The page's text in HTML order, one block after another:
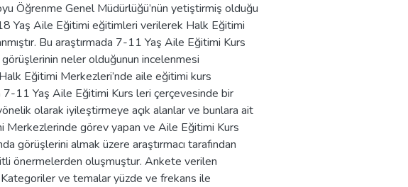
Öğrenme Genel Müdürlüğü’nün yetiştirmiş olduğu
Yaş Aile Eğitimi eğitimleri verilerek Halk Eğitimi
Bu araştırmada 7-11 Yaş Aile Eğitimi Kurs
neler olduğunun incelenmesi
Eğitimi Merkezleri’nde aile eğitimi kurs
11 Yaş Aile Eğitimi Kurs leri çerçevesinde bir
olarak iyileştirmeye açık alanlar ve bunlara ait
Merkezlerinde görev yapan ve Aile Eğitimi Kurs
görüşlerini almak üzere araştırmacı tarafından
önermelerden oluşmuştur. Ankete verilen
ve temalar yüzde ve frekans ile